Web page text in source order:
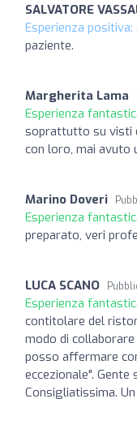
SALVATORE
Esperienza positiva:
paziente.
Margherita Lama
Esperienza
soprattutto su visti
con loro, mai avuto
Marino Doveri
Esperienza
preparato, veri
LUCA SCANO
Esperienza
contitolare del
modo di
posso affermare
eccezionale".
Consigliatissima.